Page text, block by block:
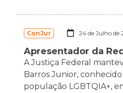
ConJur 24 de Julho de
Apresentador da
A Justiça Federal
Barros Junior,
população LGBTQIA+,